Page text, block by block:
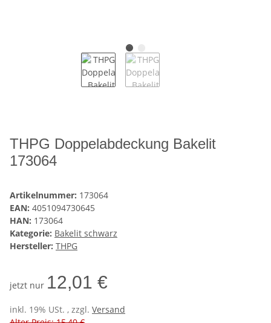
THPG Doppelabdeckung Bakelit
173064
Artikelnummer: 173064
EAN: 4051094730645
HAN: 173064
Kategorie: Bakelit schwarz
Hersteller: THPG
jetzt nur 12,01 €
inkl. 19% USt. , zzgl. Versand